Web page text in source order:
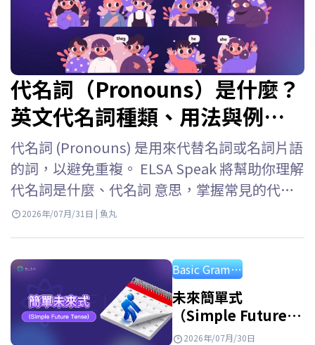
代名詞（Pronouns）是什麼？
英文代名詞種類、用法與例句
整理
代名詞 (Pronouns) 是用來代替名詞或名詞片語
的詞，以避免重複。 ELSA Speak 將幫助你理解
代名詞是什麼、代名詞 意思，掌握常見的代名
詞類型，以及詳細的代名詞用法以便在英語中
名詞片語的詞，可以避免重複，使句子更簡潔
自然。被代名詞取代的名詞稱為先行詞或前
綴。 例子: Linda is…
2026年/07月/31日 | 魚丸
Basic Grammar
未來簡單式
（Simple Future
Tense）：公式、用
2026年/07月/30日